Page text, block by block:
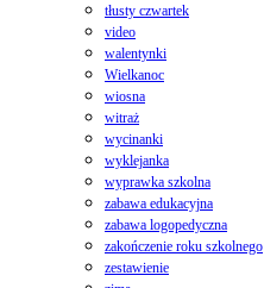
tłusty czwartek
video
walentynki
Wielkanoc
wiosna
witraż
wycinanki
wyklejanka
wyprawka szkolna
zabawa edukacyjna
zabawa logopedyczna
zakończenie roku szkolnego
zestawienie